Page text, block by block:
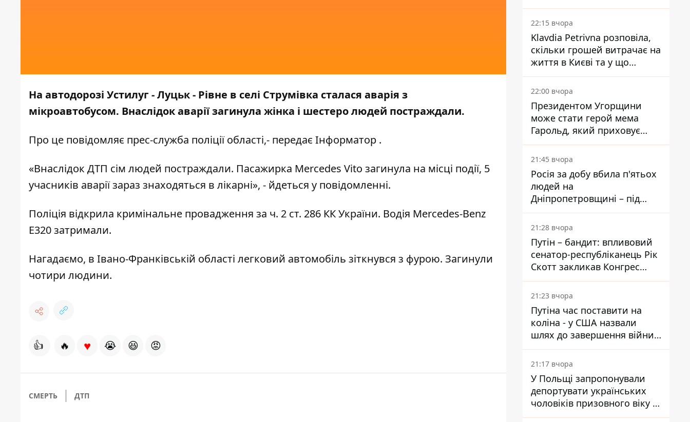
На автодорозі Устилуг - Луцьк - Рівне в селі Струмівка сталася аварія з
мікроавтобусом. Внаслідок аварії загинула жінка і шестеро людей постраждали.
Про це повідомляє прес-служба поліції області,- передає Інформатор .
«Внаслідок ДТП сім людей постраждали. Пасажирка Mercedes Vito загинула на місці події, 5
учасників аварії зараз знаходяться в лікарні», - йдеться у повідомленні.
Поліція відкрила кримінальне провадження за ч. 2 ст. 286 КК України. Водія Mercedes-Benz
E320 затримали.
Нагадаємо, в Івано-Франківській області легковий автомобіль зіткнувся з фурою. Загинули
чотири людини.
👍 🔥 ♥ 😭 😆 😡
СМЕРТЬ ДТП
Центробанку, змусивши
знизити базову ставку
22:15 вчора
Klavdia Petrivna розповіла,
скільки грошей витрачає на
життя в Києві та у що
вкладає мільйони
22:00 вчора
Президентом Угорщини
може стати герой мема
Гарольд, який приховує
біль – він очолив народне
голосування
21:45 вчора
Росія за добу вбила п'ятьох
людей на
Дніпропетровщині – під
ударами опинилися п'ять
районів області
21:28 вчора
Путін – бандит: впливовий
сенатор-республіканець Рік
Скотт закликав Конгрес
притягнути РФ до
відповідальності за війну в
Україні
21:23 вчора
Путіна час поставити на
коліна - у США назвали
шлях до завершення війни -
National Security Journal
21:17 вчора
У Польщі запропонували
депортувати українських
чоловіків призовного віку -
кого це може торкнутися